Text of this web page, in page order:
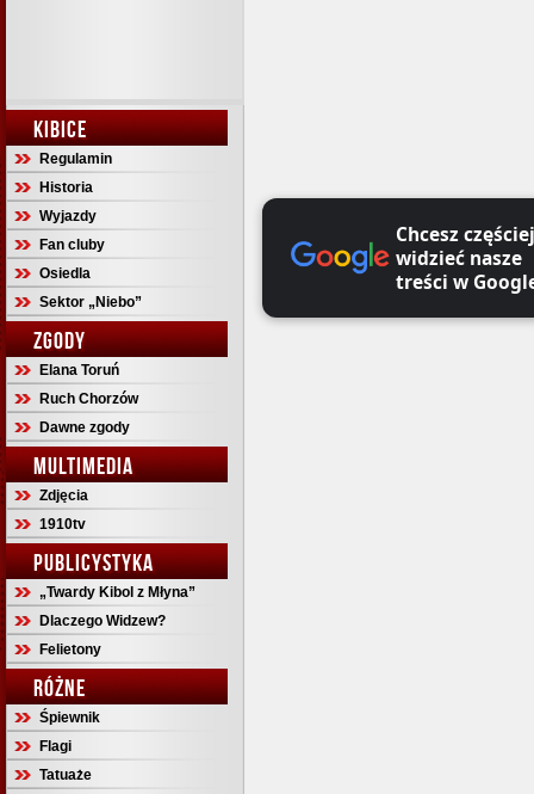
KIBICE
Regulamin
Historia
Wyjazdy
Fan cluby
Osiedla
Sektor „Niebo”
ZGODY
Elana Toruń
Ruch Chorzów
Dawne zgody
MULTIMEDIA
Zdjęcia
1910tv
PUBLICYSTYKA
„Twardy Kibol z Młyna”
Dlaczego Widzew?
Felietony
RÓŻNE
Śpiewnik
Flagi
Tatuaże
Chcesz częściej
widzieć nasze
treści w